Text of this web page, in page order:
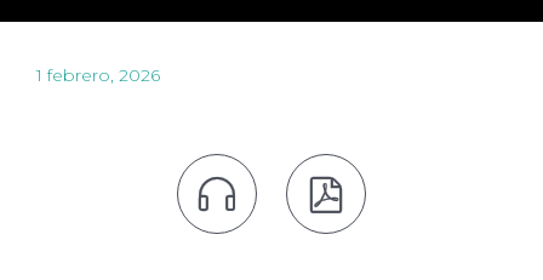
1 febrero, 2026
 